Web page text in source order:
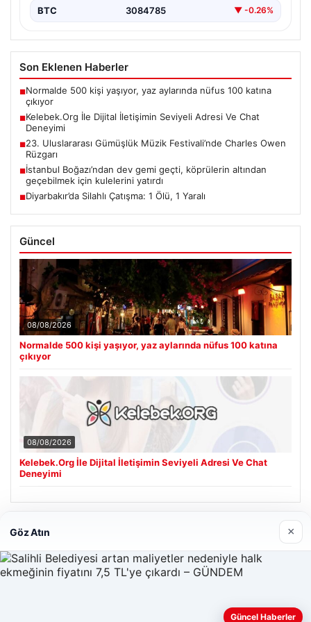
BTC 3084785 ▼ -0.26%
Son Eklenen Haberler
■Normalde 500 kişi yaşıyor, yaz aylarında nüfus 100 katına
çıkıyor
■Kelebek.Org İle Dijital İletişimin Seviyeli Adresi Ve Chat
Deneyimi
■23. Uluslararası Gümüşlük Müzik Festivali’nde Charles Owen
Rüzgarı
■İstanbul Boğazı’ndan dev gemi geçti, köprülerin altından
geçebilmek için kulelerini yatırdı
■Diyarbakır’da Silahlı Çatışma: 1 Ölü, 1 Yaralı
Güncel
08/08/2026
Normalde 500 kişi yaşıyor, yaz aylarında nüfus 100 katına
çıkıyor
08/08/2026
Kelebek.Org İle Dijital İletişimin Seviyeli Adresi Ve Chat
Deneyimi
Son Eklenen Firmalar
Göz Atın ×
Güncel Haberler